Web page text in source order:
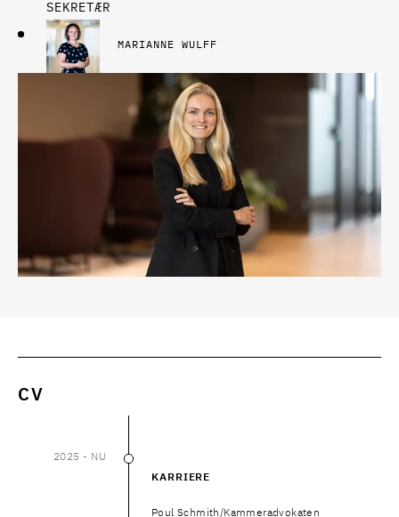
SEKRETÆR
MARIANNE WULFF
CV
2025 - NU
KARRIERE
Poul Schmith/Kammeradvokaten